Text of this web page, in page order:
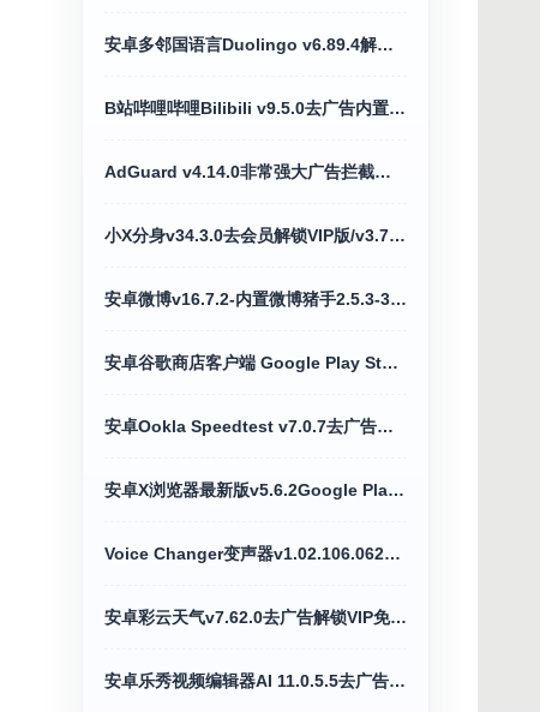
安卓多邻国语言Duolingo v6.89.4解锁VIP付费版
B站哔哩哔哩Bilibili v9.5.0去广告内置漫游模块版
AdGuard v4.14.0非常强大广告拦截神器高级版
小X分身v34.3.0去会员解锁VIP版/v3.7.1国际版
安卓微博v16.7.2-内置微博猪手2.5.3-349模块
安卓谷歌商店客户端 Google Play Store v52.4.42
安卓Ookla Speedtest v7.0.7去广告专业网速测试
安卓X浏览器最新版v5.6.2Google Play谷歌版
Voice Changer变声器v1.02.106.0626解锁专业版
安卓彩云天气v7.62.0去广告解锁VIP免会员版
安卓乐秀视频编辑器AI 11.0.5.5去广告解锁VIP版